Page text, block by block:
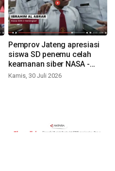
Pemprov Jateng apresiasi
siswa SD penemu celah
keamanan siber NASA -
VIDEO
Kamis, 30 Juli 2026